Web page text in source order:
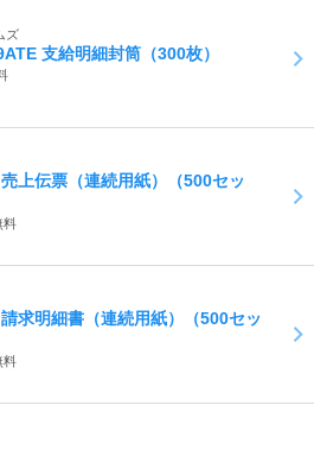
ズ
支給明細封筒（300枚）
上伝票（連続用紙）（500セッ
料
求明細書（連続用紙）（500セッ
料